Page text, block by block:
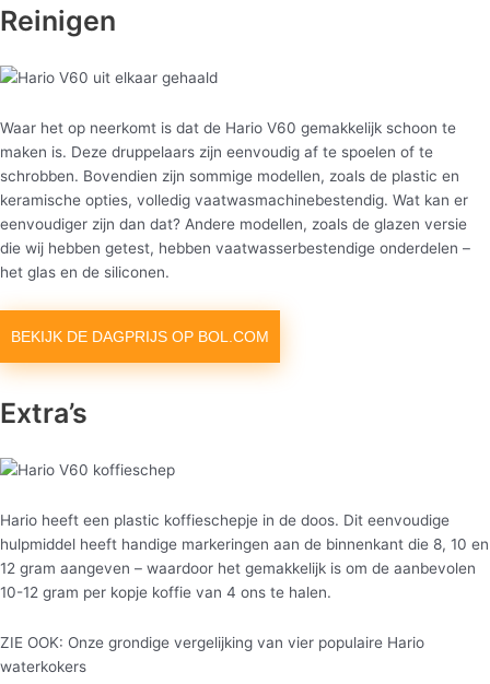
Reinigen
Waar het op neerkomt is dat de Hario V60 gemakkelijk schoon te
maken is. Deze druppelaars zijn eenvoudig af te spoelen of te
schrobben. Bovendien zijn sommige modellen, zoals de plastic en
keramische opties, volledig vaatwasmachinebestendig. Wat kan er
eenvoudiger zijn dan dat? Andere modellen, zoals de glazen versie
die wij hebben getest, hebben vaatwasserbestendige onderdelen –
het glas en de siliconen.
BEKIJK DE DAGPRIJS OP BOL.COM
Extra’s
Hario heeft een plastic koffieschepje in de doos. Dit eenvoudige
hulpmiddel heeft handige markeringen aan de binnenkant die 8, 10 en
12 gram aangeven – waardoor het gemakkelijk is om de aanbevolen
10-12 gram per kopje koffie van 4 ons te halen.
ZIE OOK: Onze grondige vergelijking van vier populaire Hario
waterkokers